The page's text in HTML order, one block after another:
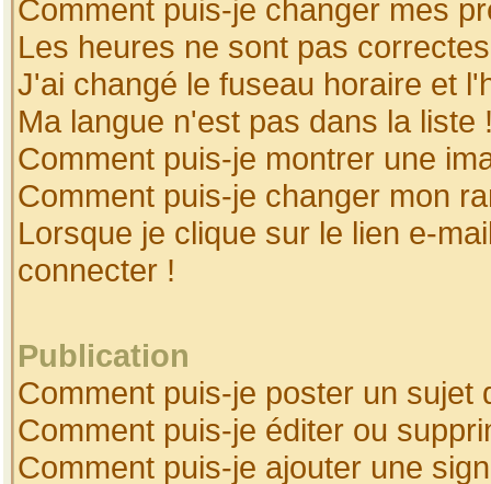
Comment puis-je changer mes
Les heures ne sont pas
J'ai changé le fuseau horaire et
Ma langue n'est pas dans la liste
Comment puis-je montrer une
Comment puis-je changer mon
Lorsque je clique sur le lien e-
connecter !
Publication
Comment puis-je poster un sujet
Comment puis-je éditer ou
Comment puis-je ajouter une